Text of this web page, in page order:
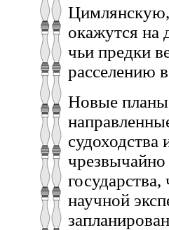
окажутся на
чьи предки
расселению
Новые планы
судоходства
научной